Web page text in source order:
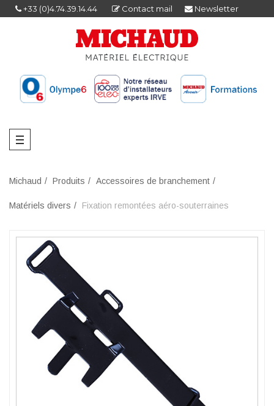
+33 (0)4.74.39.14.44 Contact mail Newsletter
Michaud Produits Accessoires de branchement
Matériels divers Fixation remontées aéro-souterraines